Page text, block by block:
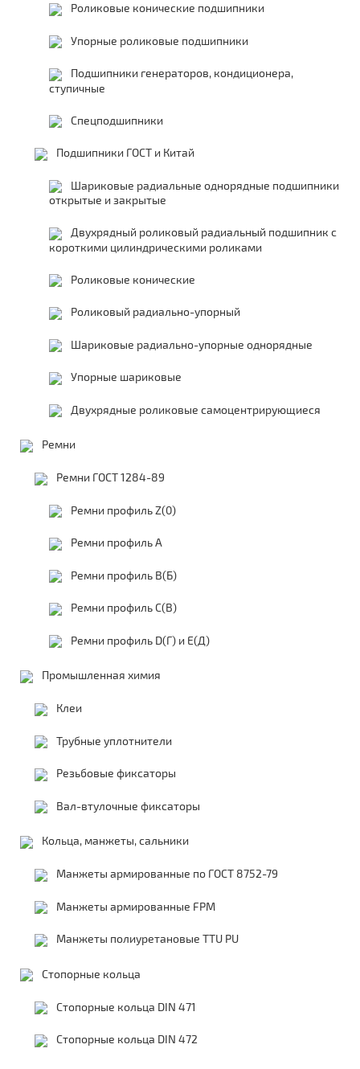
Роликовые конические подшипники
Упорные роликовые подшипники
Подшипники генераторов, кондиционера,
ступичные
Спецподшипники
Подшипники ГОСТ и Китай
Шариковые радиальные однорядные подшипники
открытые и закрытые
Двухрядный роликовый радиальный подшипник с
короткими цилиндрическими роликами
Роликовые конические
Роликовый радиально-упорный
Шариковые радиально-упорные однорядные
Упорные шариковые
Двухрядные роликовые самоцентрирующиеся
Ремни
Ремни ГОСТ 1284-89
Ремни профиль Z(0)
Ремни профиль А
Ремни профиль В(Б)
Ремни профиль С(В)
Ремни профиль D(Г) и E(Д)
Промышленная химия
Клеи
Трубные уплотнители
Резьбовые фиксаторы
Вал-втулочные фиксаторы
Кольца, манжеты, сальники
Манжеты армированные по ГОСТ 8752-79
Манжеты армированные FPM
Манжеты полиуретановые TTU PU
Стопорные кольца
Стопорные кольца DIN 471
Стопорные кольца DIN 472